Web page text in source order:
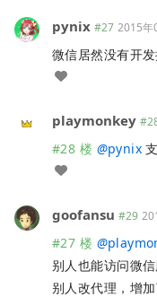
pynix #27 2015年
微信居然没有开发
playmonkey
#28 楼 @pynix
goofansu #29
#27 楼 @
别人也能访问微
别人改代理，增